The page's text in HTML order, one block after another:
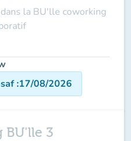
la BU'lle coworking
:17/08/2026
BU'lle 3